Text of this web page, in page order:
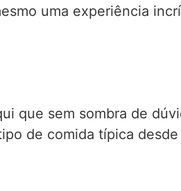
uma experiência
que sem sombra de
de comida típica